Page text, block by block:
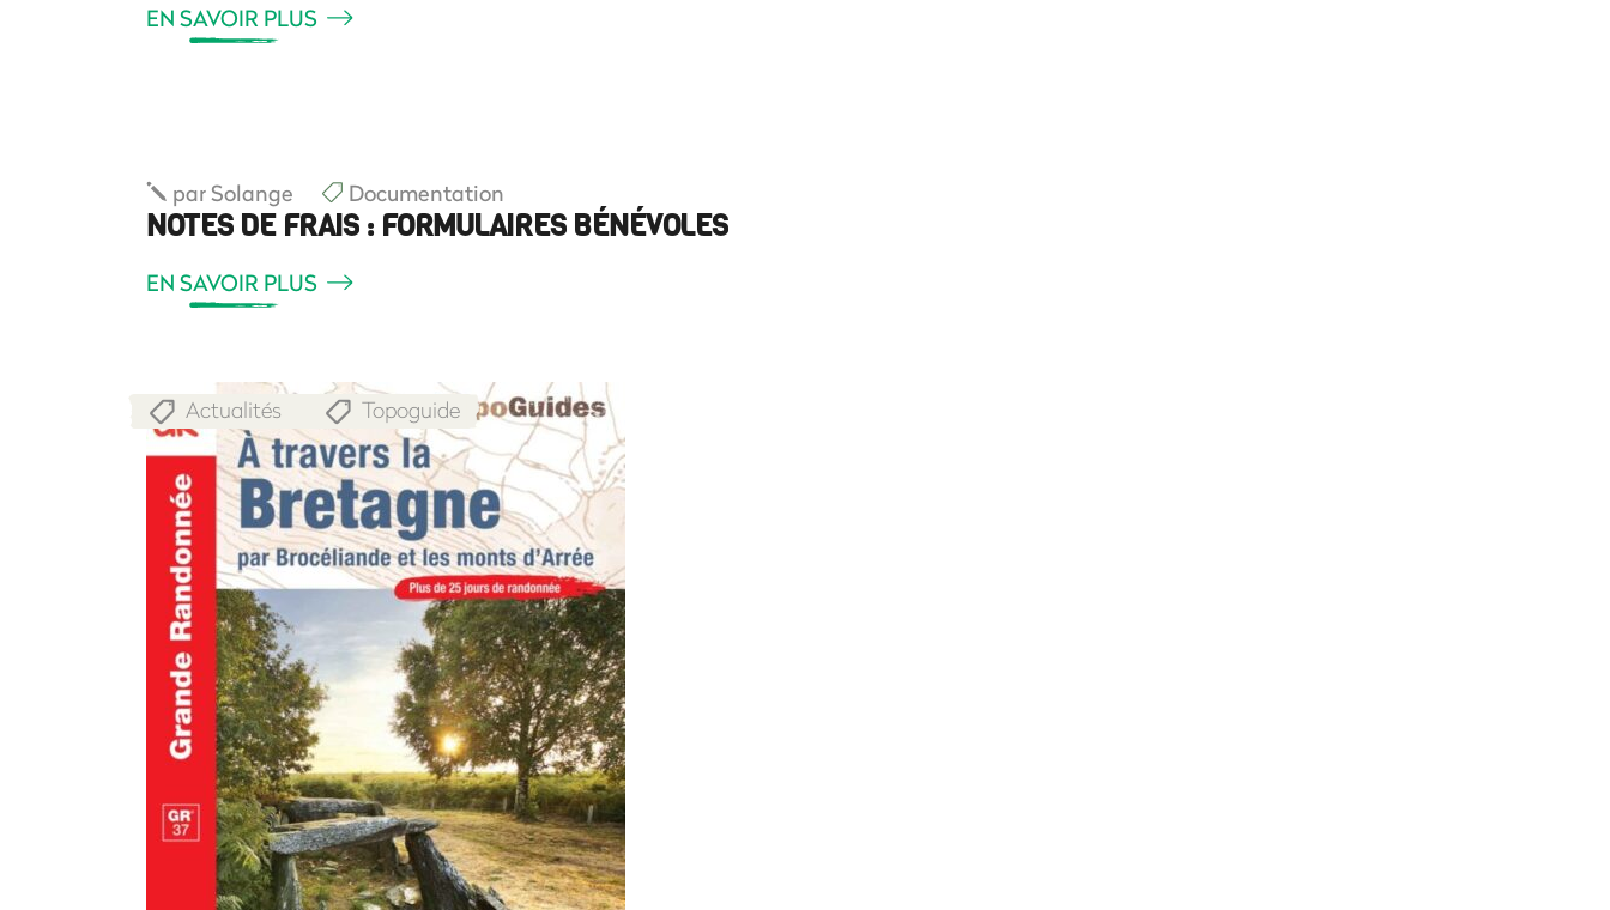
EN SAVOIR PLUS
parSolange Documentation
NOTES DE FRAIS : FORMULAIRES BÉNÉVOLES
EN SAVOIR PLUS
Actualités Topoguide